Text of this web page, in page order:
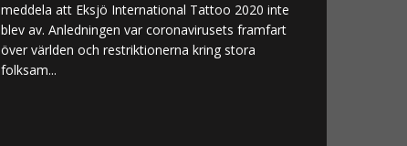
meddela att Eksjö International Tattoo 2020 inte
blev av. Anledningen var coronavirusets framfart
över världen och restriktionerna kring stora
folksam...